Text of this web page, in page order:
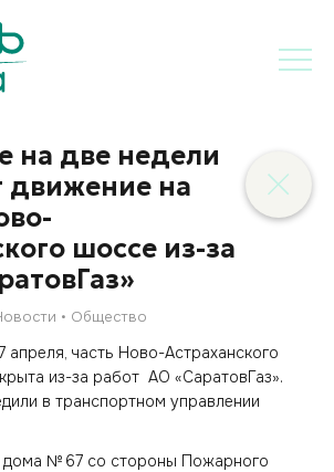
на две недели
движение на
шоссе из-за
Общество
апреля, часть Ново-Астраханского
из-за работ АО «СаратовГаз».
в транспортном управлении
дома № 67 со стороны Пожарного